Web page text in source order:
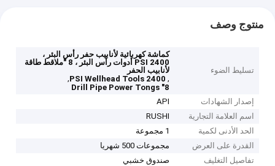
منتوج وصف
تسليط الضوء
كماشة كهربائية لأنابيب حفر رأس البئر ،
2400 PSI أدوات رأس البئر ، 8 "ملاقط طاقة
لأنابيب الحفر
,
2400 PSI Wellhead Tools
,
8" Drill Pipe Power Tongs
إصدار الشهادات
API
اسم العلامة التجارية
RUSHI
الحد الأدنى لكمية
1 مجموعة
القدرة على العرض
مجموعات 500 شهريا
تفاصيل التغليف
صندوق خشبي